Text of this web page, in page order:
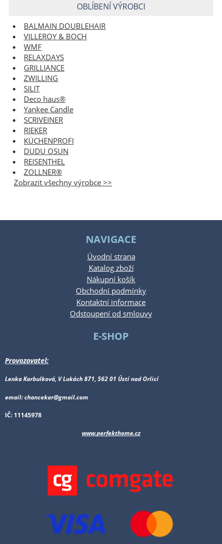
OBLÍBENÍ VÝROBCI
BALMAIN DOUBLEHAIR
VILLEROY & BOCH
WMF
RELAXDAYS
GRILLIANCE
ZWILLING
SILIT
Deco haus®
Yankee Candle
SCRIVEINER
RIEKER
KÜCHENPROFI
DUDU OSUN
REISENTHEL
ZOLLNER®
Zobrazit všechny výrobce >>
NAVIGACE
Úvodní strana
Katalog zboží
Nákupní košík
Obchodní podmínky
Kontaktní informace
Odstoupení od smlouvy
E-SHOP
Provozovatel:
Lenka Karbulková, V Lukách 871, 562 01 Ústí nad Orlicí
email: chancekar@gmail.com
IČ: 11145978
www.perfekthome.cz